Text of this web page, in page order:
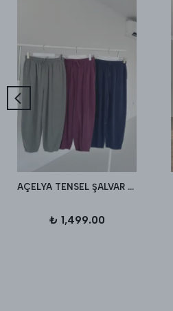
AÇELYA TENSEL ŞALVAR PANTALON
₺ 1,499.00